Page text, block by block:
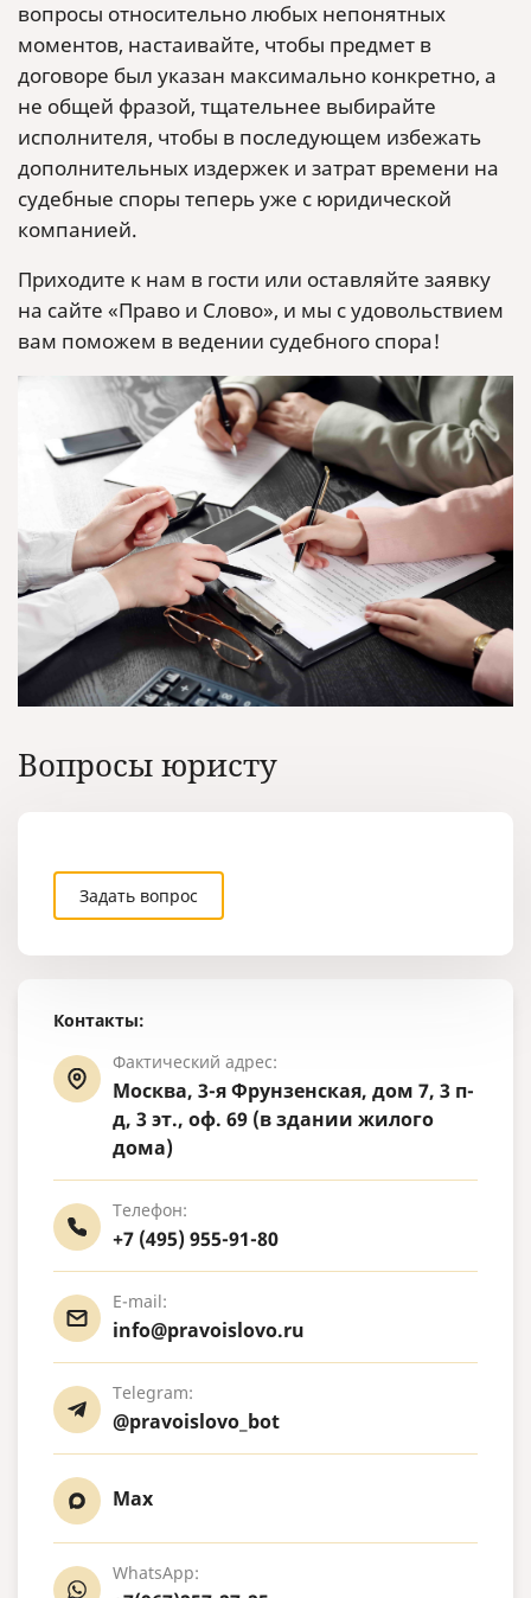
Контакты:
Фактический адрес:
Москва, 3-я Фрунзенская, дом 7, 3 п-
д, 3 эт., оф. 69 (в здании жилого
дома)
Телефон:
+7 (495) 955-91-80
E-mail:
info@pravoislovo.ru
Telegram:
@pravoislovo_bot
Max
WhatsApp:
вопросы относительно любых непонятных
моментов, настаивайте, чтобы предмет в
договоре был указан максимально конкретно, а
не общей фразой, тщательнее выбирайте
исполнителя, чтобы в последующем избежать
дополнительных издержек и затрат времени на
судебные споры теперь уже с юридической
компанией.
Приходите к нам в гости или оставляйте заявку
на сайте «Право и Слово», и мы с удовольствием
вам поможем в ведении судебного спора!
Вопросы юристу
Задать вопрос